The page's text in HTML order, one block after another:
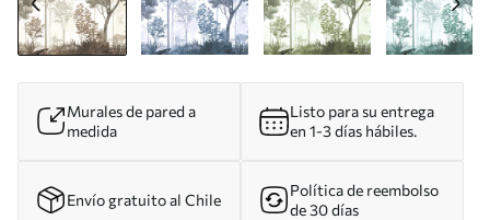
Murales de pared a
medida
Listo para su entrega
en 1-3 días hábiles.
Envío gratuito al Chile
Política de reembolso
de 30 días